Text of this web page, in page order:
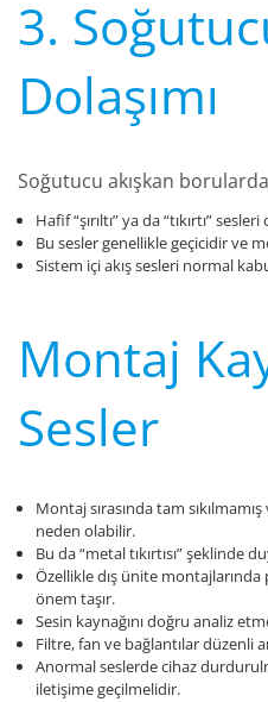
3.
Dolaşımı
Soğutucu akışkan
Hafif “şırıltı” ya da “tıkırtı”
Bu sesler genellikle geçicidir ve
Sistem içi akış sesleri normal
Montaj
Sesler
Montaj sırasında tam
neden olabilir.
Bu da “metal tıkırtısı” şeklinde
Özellikle dış ünite
önem taşır.
Sesin kaynağını doğru analiz
Filtre, fan ve bağlantılar düzenli
Anormal seslerde cihaz
iletişime geçilmelidir.